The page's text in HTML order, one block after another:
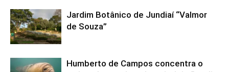
Jardim Botânico de Jundiaí “Valmor
de Souza”
Humberto de Campos concentra o